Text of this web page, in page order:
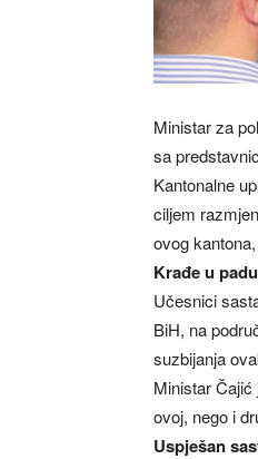
Ministar za
sa
Kantonalne
ciljem
ovog
Krađe u padu
Učesnici
BiH, na
suzbijanja
Ministar
ovoj, nego i
Uspješan